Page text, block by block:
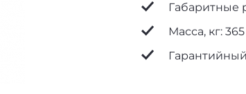
Габаритные
Масса, кг: 365